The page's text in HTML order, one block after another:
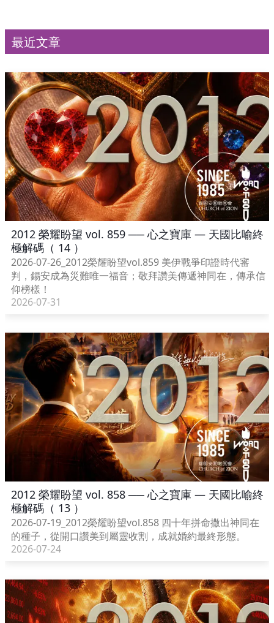
最近文章
2012 榮耀盼望 vol. 859 ── 心之寶庫 — 天國比喻終
極解碼（ 14 ）
2026-07-26_2012榮耀盼望vol.859 美伊戰爭印證時代審
判，錫安成為災難唯一福音；敬拜讚美傳遞神同在，傳承信
仰榜樣！
2026-07-31
2012 榮耀盼望 vol. 858 ── 心之寶庫 — 天國比喻終
極解碼（ 13 ）
2026-07-19_2012榮耀盼望vol.858 四十年拼命撒出神同在
的種子，從開口讚美到屬靈收割，成就婚約最終形態。
2026-07-24